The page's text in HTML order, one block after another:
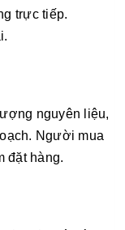
trực tiếp.
nguyên liệu,
Người mua
đặt hàng.